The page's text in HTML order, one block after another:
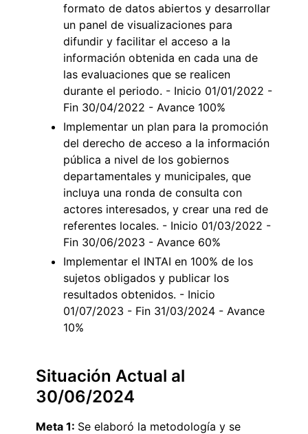
formato de datos abiertos y desarrollar
un panel de visualizaciones para
difundir y facilitar el acceso a la
información obtenida en cada una de
las evaluaciones que se realicen
durante el periodo. - Inicio 01/01/2022 -
Fin 30/04/2022 - Avance 100%
Implementar un plan para la promoción
del derecho de acceso a la información
pública a nivel de los gobiernos
departamentales y municipales, que
incluya una ronda de consulta con
actores interesados, y crear una red de
referentes locales. - Inicio 01/03/2022 -
Fin 30/06/2023 - Avance 60%
Implementar el INTAI en 100% de los
sujetos obligados y publicar los
resultados obtenidos. - Inicio
01/07/2023 - Fin 31/03/2024 - Avance
10%
Situación Actual al
30/06/2024
Meta 1: Se elaboró la metodología y se